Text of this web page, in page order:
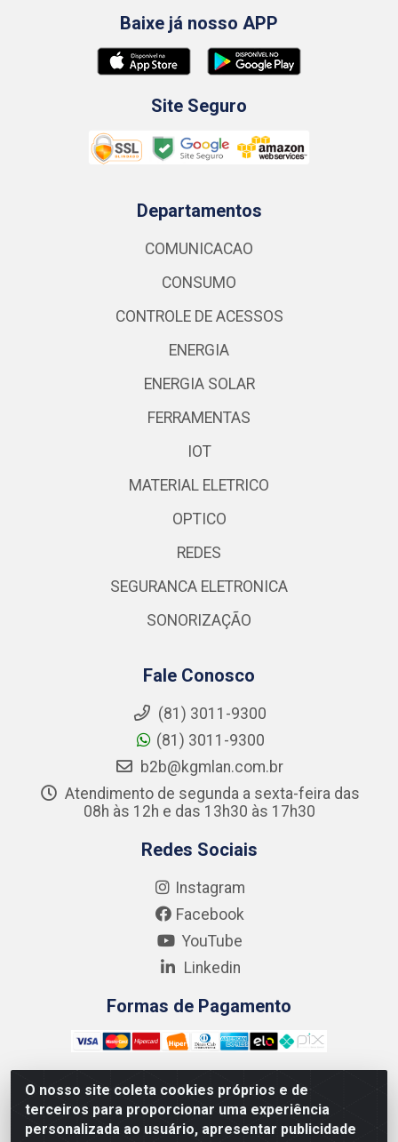
O nosso site coleta cookies próprios e de
terceiros para proporcionar uma experiência
personalizada ao usuário, apresentar publicidade
Baixe já nosso APP
Site Seguro
Departamentos
COMUNICACAO
CONSUMO
CONTROLE DE ACESSOS
ENERGIA
ENERGIA SOLAR
FERRAMENTAS
IOT
MATERIAL ELETRICO
OPTICO
REDES
SEGURANCA ELETRONICA
SONORIZAÇÃO
Fale Conosco
(81) 3011-9300
(81) 3011-9300
b2b@kgmlan.com.br
Atendimento de segunda a sexta-feira das
08h às 12h e das 13h30 às 17h30
Redes Sociais
Instagram
Facebook
YouTube
Linkedin
Formas de Pagamento
Kgmlan Distribuidora LTDA - CNPJ 18.217.682/0001-54 -
Rua Pedro de Barros Cavalcante, 58 - Bultrins, Olinda/PE